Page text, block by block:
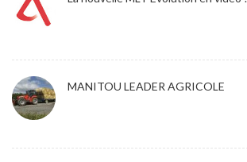
MANITOU LEADER AGRICOLE